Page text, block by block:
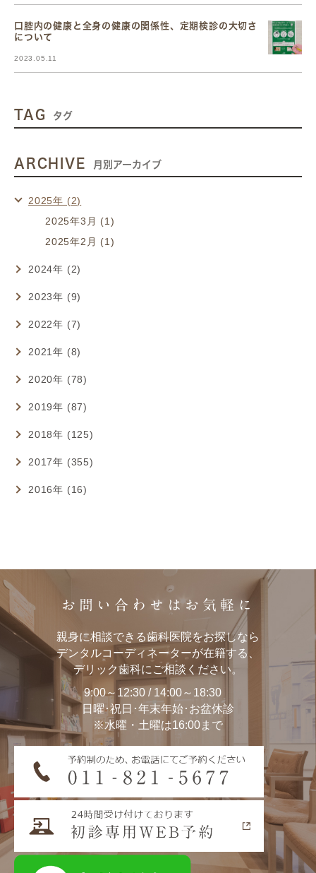
口腔内の健康と全身の健康の関係性、定期検診の大切さ
について
2023.05.11
TAG タグ
ARCHIVE 月別アーカイブ
2025年 (2)
2025年3月 (1)
2025年2月 (1)
2024年 (2)
2023年 (9)
2022年 (7)
2021年 (8)
2020年 (78)
2019年 (87)
2018年 (125)
2017年 (355)
2016年 (16)
お問い合わせはお気軽に
親身に相談できる歯科医院をお探しなら
デンタルコーディネーターが在籍する、
デリック歯科にご相談ください。
9:00～12:30 / 14:00～18:30
日曜･祝日･年末年始･お盆休診
※水曜・土曜は16:00まで